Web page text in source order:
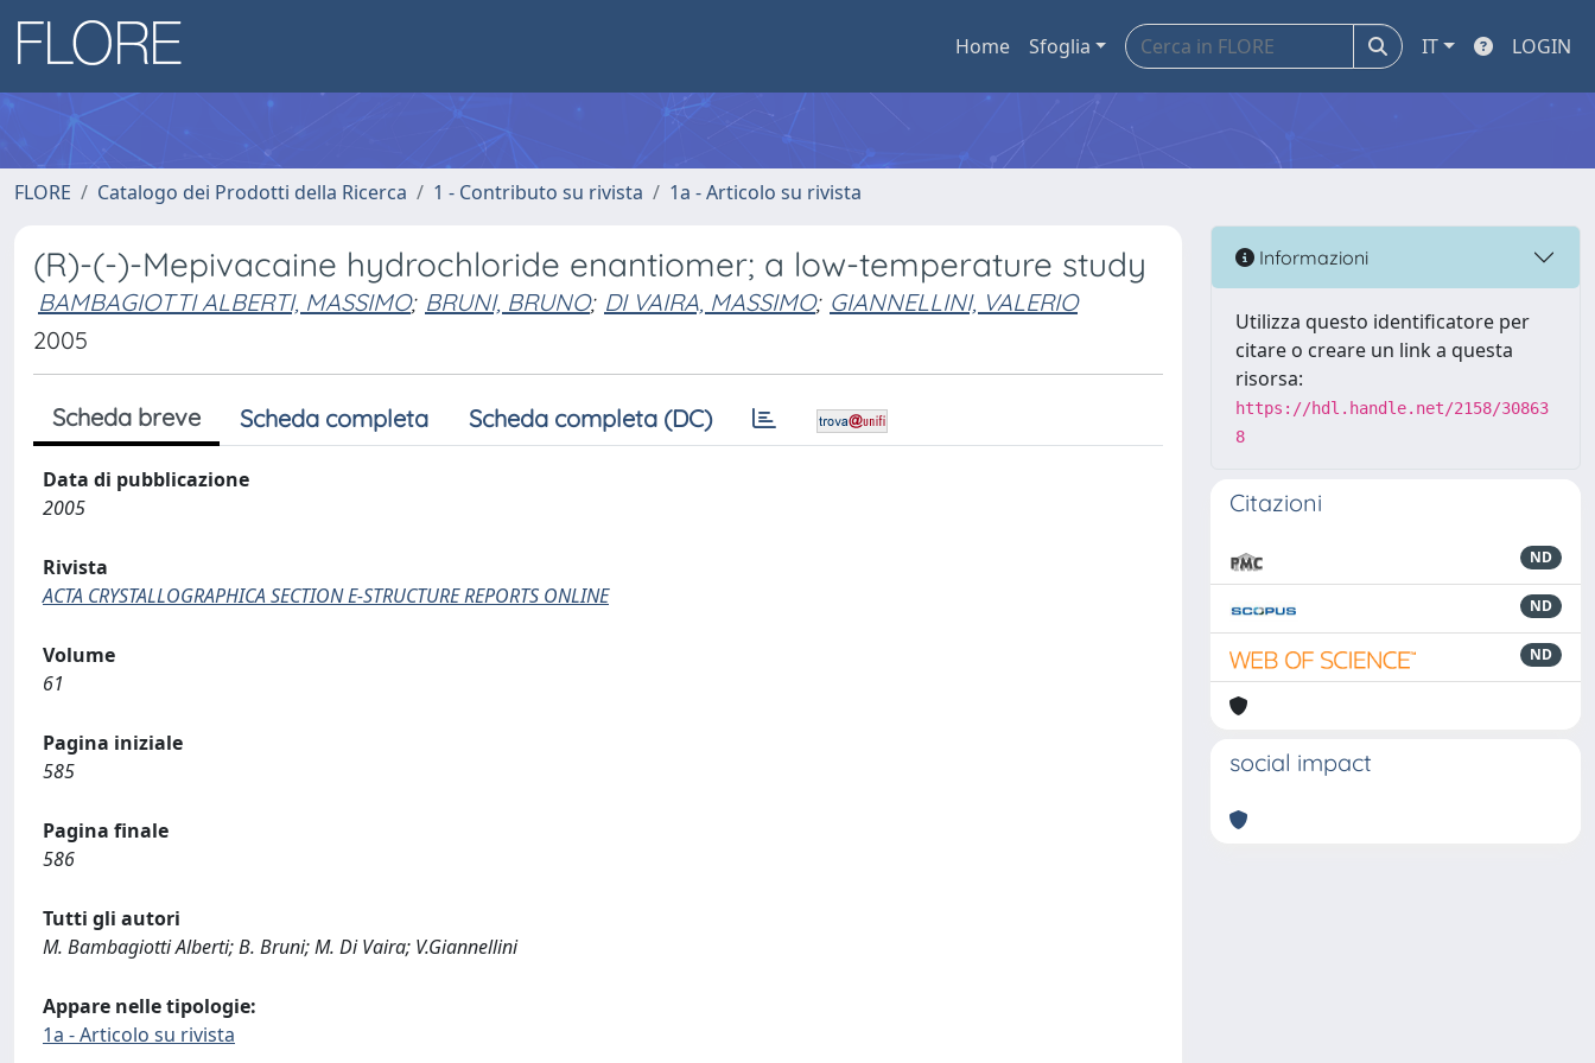
Home Sfoglia IT LOGIN
FLORE Catalogo dei Prodotti della Ricerca 1 - Contributo su rivista 1a - Articolo su rivista
(R)-(-)-Mepivacaine hydrochloride enantiomer; a low-temperature study
BAMBAGIOTTI ALBERTI, MASSIMO; BRUNI, BRUNO; DI VAIRA, MASSIMO; GIANNELLINI, VALERIO
2005
Scheda breve Scheda completa Scheda completa (DC)
Data di pubblicazione
2005
Rivista
ACTA CRYSTALLOGRAPHICA SECTION E-STRUCTURE REPORTS ONLINE
Volume
61
Pagina iniziale
585
Pagina finale
586
Tutti gli autori
M. Bambagiotti Alberti; B. Bruni; M. Di Vaira; V.Giannellini
Appare nelle tipologie:
1a - Articolo su rivista
Informazioni
Utilizza questo identificatore per
citare o creare un link a questa
risorsa:
https://hdl.handle.net/2158/30863
8
Citazioni
ND
ND
ND
social impact